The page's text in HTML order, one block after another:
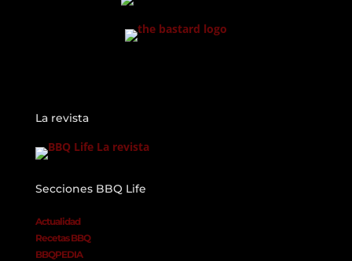
La revista
Secciones BBQ Life
Actualidad
Recetas BBQ
BBQPEDIA